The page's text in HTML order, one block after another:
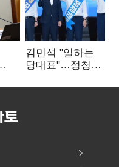
김민석 "일하는
당대표"…정청래
중요"